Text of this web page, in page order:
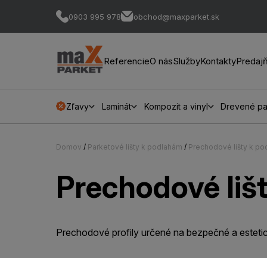
0903 995 978 obchod@maxparket.sk
ReferencieO násSlužbyKontakty
Zľavy Laminát Kompozit a vinyl Drevené
Domov / Parketové lišty k podlahám / Prechodové lišty k
Prechodové
Prechodové profily určené na bezpečné a